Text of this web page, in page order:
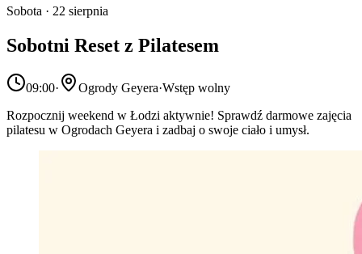
Sobota · 22 sierpnia
Sobotni Reset z Pilatesem
09:00· Ogrody Geyera·Wstęp wolny
Rozpocznij weekend w Łodzi aktywnie! Sprawdź darmowe zajęcia
pilatesu w Ogrodach Geyera i zadbaj o swoje ciało i umysł.